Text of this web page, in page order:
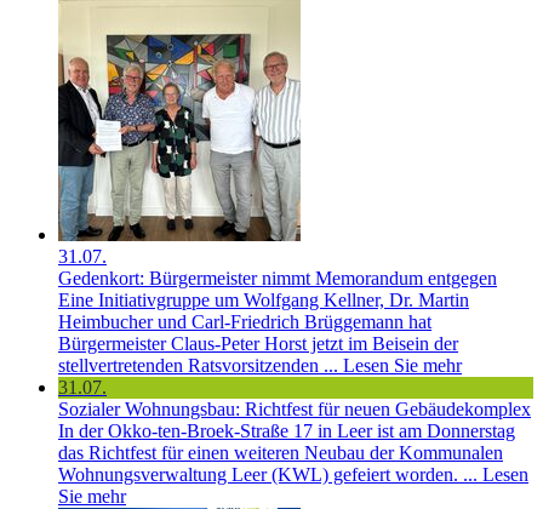
31.07.
Gedenkort: Bürgermeister nimmt Memorandum entgegen
Eine Initiativgruppe um Wolfgang Kellner, Dr. Martin
Heimbucher und Carl-Friedrich Brüggemann hat
Bürgermeister Claus-Peter Horst jetzt im Beisein der
stellvertretenden Ratsvorsitzenden ... Lesen Sie mehr
31.07.
Sozialer Wohnungsbau: Richtfest für neuen Gebäudekomplex
In der Okko-ten-Broek-Straße 17 in Leer ist am Donnerstag
das Richtfest für einen weiteren Neubau der Kommunalen
Wohnungsverwaltung Leer (KWL) gefeiert worden. ... Lesen
Sie mehr